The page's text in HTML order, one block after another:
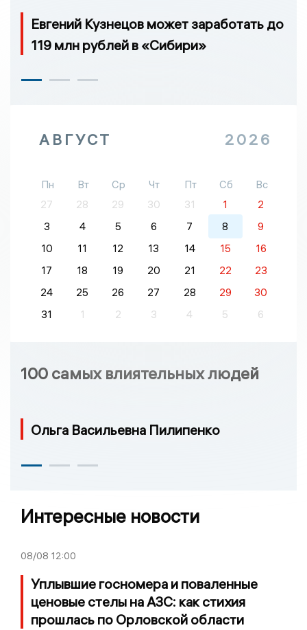
Евгений Кузнецов может заработать до
119 млн рублей в «Сибири»
АВГУСТ 2026
Пн Вт Ср Чт Пт Сб
Вс
27
28 29 30 31 1
2
3
4 5 6 7 8
9
10
11 12 13 14 15
16
17
18 19 20 21 22
23
24
25 26 27 28 29
30
31
1 2 3 4 5 6
100 самых влиятельных людей
Ольга Васильевна Пилипенко
Интересные новости
08/08 12:00
Уплывшие госномера и поваленные
ценовые стелы на АЗС: как стихия
прошлась по Орловской области